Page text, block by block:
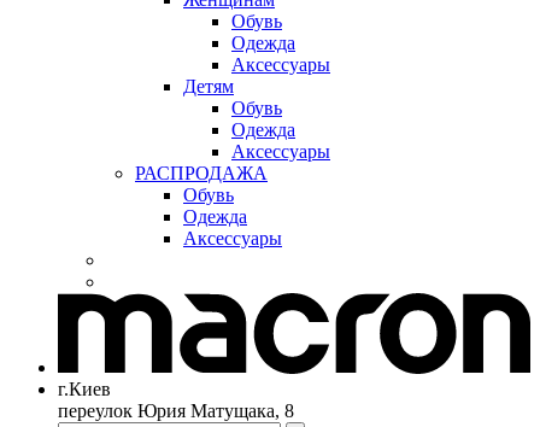
Обувь
Одежда
Аксессуары
Детям
Обувь
Одежда
Аксессуары
РАСПРОДАЖА
Обувь
Одежда
Аксессуары
г.Киев
переулок Юрия Матущака, 8